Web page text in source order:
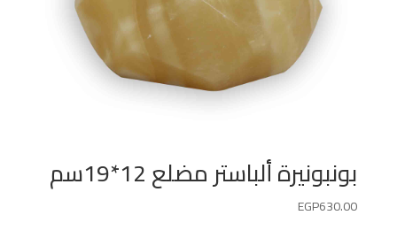
بونبونيرة ألباستر مضلع 12*19سم
EGP630.00